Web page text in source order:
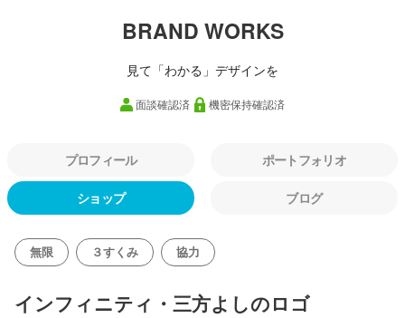
BRAND WORKS
見て「わかる」デザインを
面談確認済 機密保持確認済
プロフィール ポートフォリオ
ショップ ブログ
無限 ３すくみ 協力
インフィニティ・三方よしのロゴ